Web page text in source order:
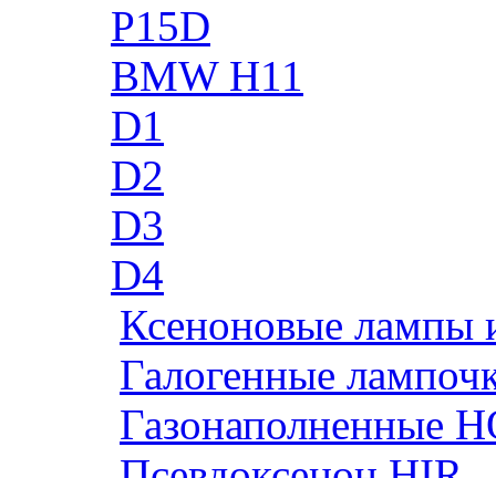
P15D
BMW H11
D1
D2
D3
D4
Ксеноновые лампы
Галогенные
Газонаполненные